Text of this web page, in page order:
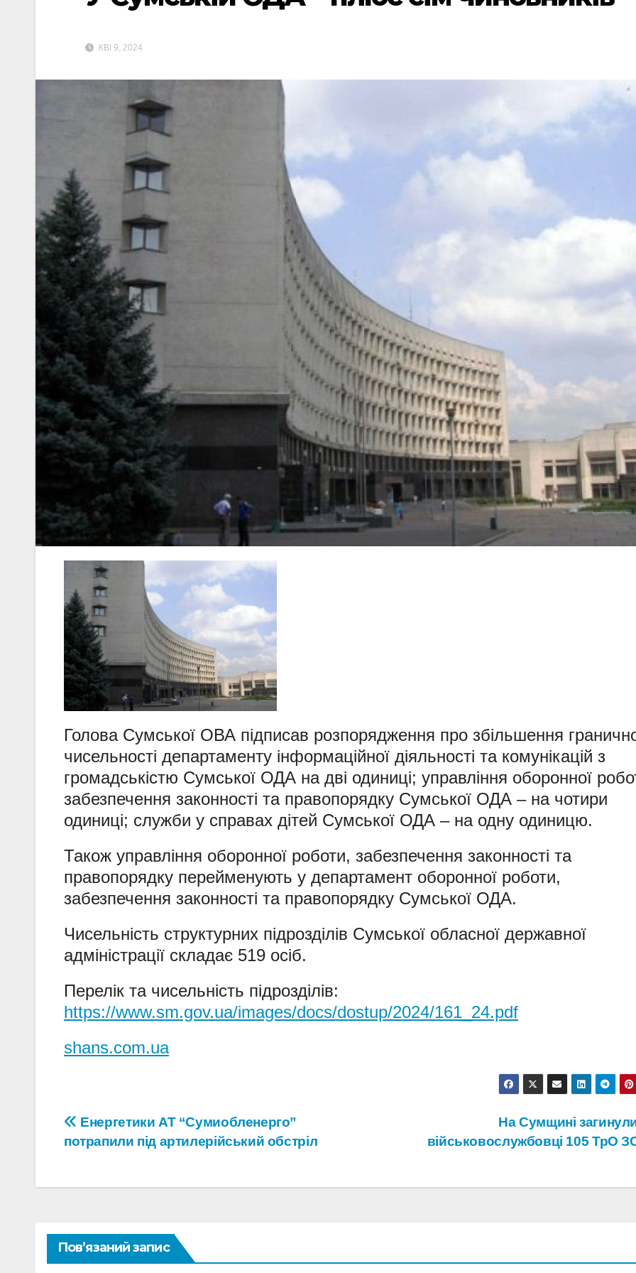
КВІ 9, 2024
Голова Сумської ОВА підписав розпорядження про збільшення
чисельності департаменту інформаційної діяльності та комунікацій з
громадськістю Сумської ОДА на дві одиниці; управління оборонної
забезпечення законності та правопорядку Сумської ОДА – на чотири
одиниці; служби у справах дітей Сумської ОДА – на одну одиницю.
Також управління оборонної роботи, забезпечення законності та
правопорядку перейменують у департамент оборонної роботи,
забезпечення законності та правопорядку Сумської ОДА.
Чисельність структурних підрозділів Сумської обласної державної
адміністрації складає 519 осіб.
Перелік та чисельність підрозділів:
https://www.sm.gov.ua/images/docs/dostup/2024/161_24.pdf
shans.com.ua
Навігація
записів
На Сумщині
військовослужбовці 105 ТрО
Енергетики АТ “Сумиобленерго”
потрапили під артилерійський обстріл
Пов’язаний запис